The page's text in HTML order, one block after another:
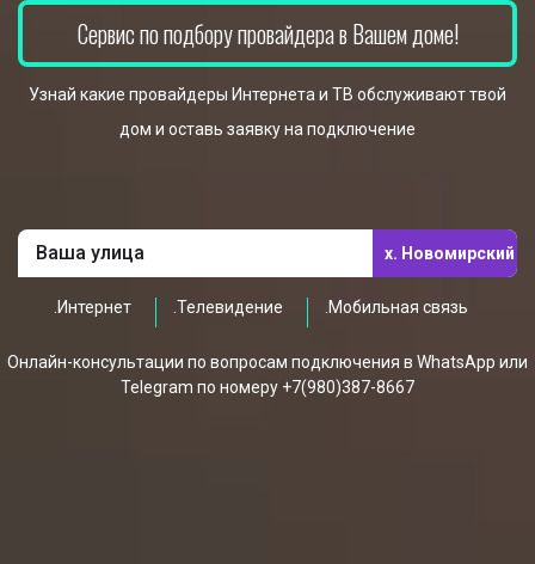
Сервис по подбору провайдера в Вашем доме!
Узнай какие провайдеры Интернета и ТВ обслуживают твой
дом и оставь заявку на подключение
х. Новомирский
.Интернет .Телевидение .Мобильная связь
Онлайн-консультации по вопросам подключения в WhatsApp или
Telegram по номеру +7(980)387-8667